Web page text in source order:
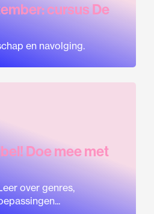
cursus De
en navolging.
Doe mee met
over genres,